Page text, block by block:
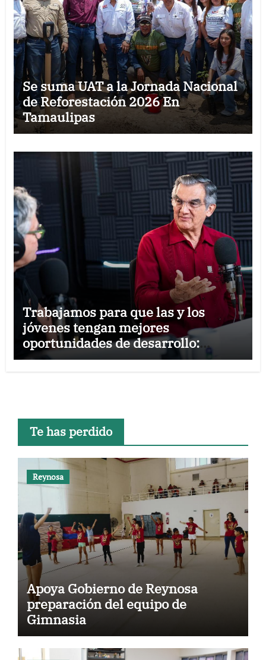
Se suma UAT a la Jornada Nacional
de Reforestación 2026 En
Tamaulipas
Trabajamos para que las y los
jóvenes tengan mejores
oportunidades de desarrollo:
Américo
Te has perdido
Reynosa
Apoya Gobierno de Reynosa
preparación del equipo de
Gimnasia